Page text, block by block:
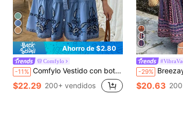
Ahorro de $2.80
Comfylo
-11% Comfylo Vestido con botones delanteros, cinturón y volantes en el bajo con estampado floral para tallas grandes
$22.29 200+ vendidos
-29% Breezaya Vestido maxi de talla grande de
$20.63